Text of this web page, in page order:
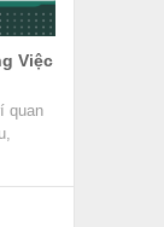
Việc
quan